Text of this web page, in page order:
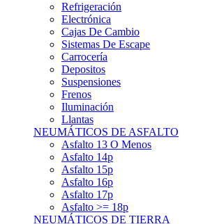
Cajas De Cambio
Sistemas De Escape
Carrocería
Depositos
Suspensiones
Frenos
Iluminación
Llantas
NEUMÁTICOS DE ASFALTO
Asfalto 13 O Menos
Asfalto 14p
Asfalto 15p
Asfalto 16p
Asfalto 17p
Asfalto >= 18p
NEUMÁTICOS DE TIERRA
Tierra 13 O Menos